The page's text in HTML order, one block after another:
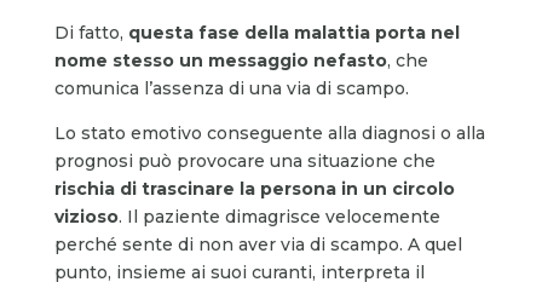
Di fatto, questa fase della malattia porta nel
nome stesso un messaggio nefasto, che
comunica l’assenza di una via di scampo.
Lo stato emotivo conseguente alla diagnosi o alla
prognosi può provocare una situazione che
rischia di trascinare la persona in un circolo
vizioso. Il paziente dimagrisce velocemente
perché sente di non aver via di scampo. A quel
punto, insieme ai suoi curanti, interpreta il